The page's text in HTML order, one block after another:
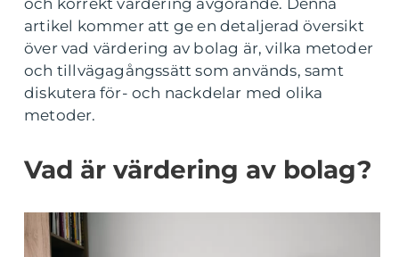
och korrekt värdering avgörande. Denna
artikel kommer att ge en detaljerad översikt
över vad värdering av bolag är, vilka metoder
och tillvägagångssätt som används, samt
diskutera för- och nackdelar med olika
metoder.
Vad är värdering av bolag?